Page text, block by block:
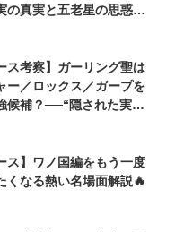
の真実と五老星の思惑に
ス考察】ガーリング聖は
ー／ロックス／ガープを
候補？──“隠された実
ス】ワノ国編をもう一度
くなる熱い名場面解説🔥